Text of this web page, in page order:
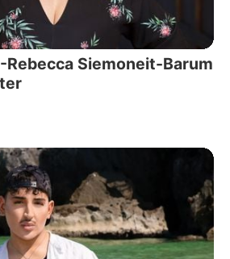
Siemoneit-Barum